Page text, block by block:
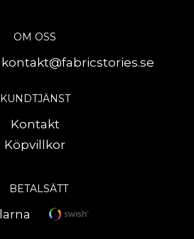
OM OSS
kontakt@fabricstories.se
KUNDTJÄNST
Kontakt
Köpvillkor
BETALSÄTT